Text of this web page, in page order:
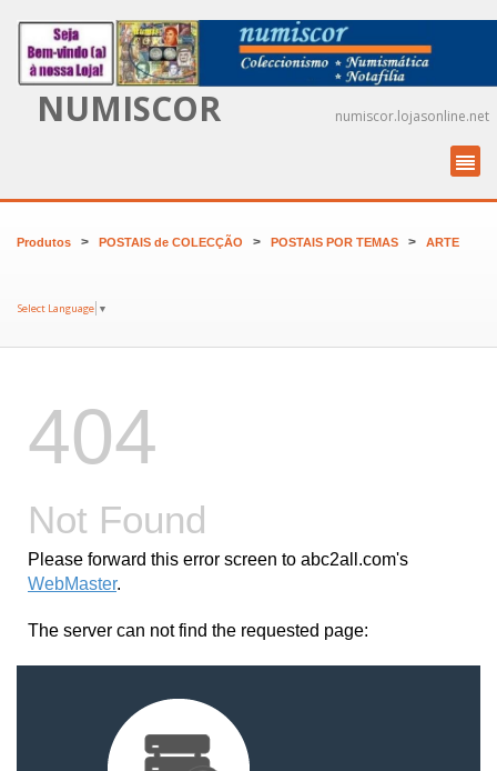
NUMISCOR numiscor.lojasonline.net
Produtos > POSTAIS de COLECÇÃO > POSTAIS POR TEMAS > ARTE
Select Language ▼